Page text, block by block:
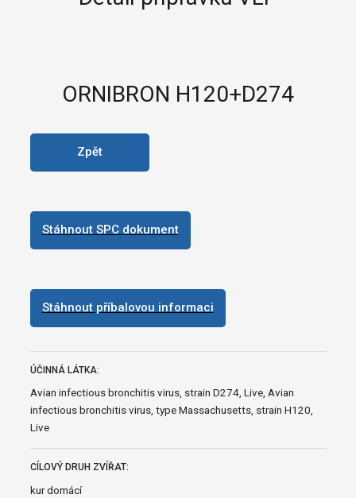
ORNIBRON H120+D274
Zpět
Stáhnout SPC dokument
Stáhnout příbalovou informaci
ÚČINNÁ LÁTKA:
Avian infectious bronchitis virus, strain D274, Live, Avian
infectious bronchitis virus, type Massachusetts, strain H120,
Live
CÍLOVÝ DRUH ZVÍŘAT:
kur domácí